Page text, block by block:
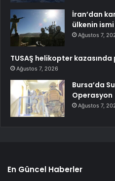
İran’dan
ülkenin
Ağustos 7,
TUSAŞ helikopter
Ağustos 7, 2026
Bursa’da
Operasyon
Ağustos 7,
En Güncel Haberler